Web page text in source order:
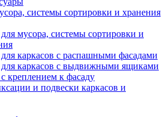
системы сортировки и хранения
мусора, системы сортировки и
каркасов с распашными фасадами
каркасов с выдвижными ящиками
креплением к фасаду
и подвески каркасов и